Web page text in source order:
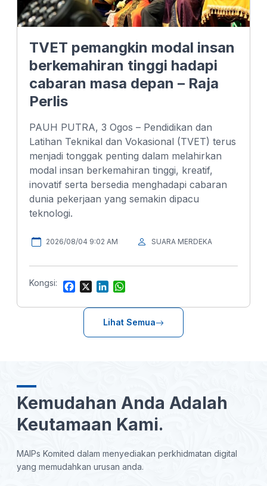
TVET pemangkin modal insan
berkemahiran tinggi hadapi
cabaran masa depan – Raja
Perlis
PAUH PUTRA, 3 Ogos – Pendidikan dan
Latihan Teknikal dan Vokasional (TVET) terus
menjadi tonggak penting dalam melahirkan
modal insan berkemahiran tinggi, kreatif,
inovatif serta bersedia menghadapi cabaran
dunia pekerjaan yang semakin dipacu
teknologi.
2026/08/04 9:02 AM SUARA MERDEKA
Kongsi:
F
c
X
n
k
e
a
t
s
Lihat Semua
Kemudahan Anda Adalah
Keutamaan Kami.
MAIPs Komited dalam menyediakan perkhidmatan digital
yang memudahkan urusan anda.